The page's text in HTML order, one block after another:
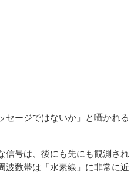
ージではないか」と囁かれる
号は、後にも先にも観測され
波数帯は「水素線」に非常に近